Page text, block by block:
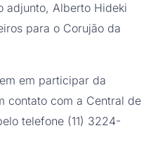
adjunto, Alberto Hideki
para o Corujão da
em participar da
contato com a Central de
telefone (11) 3224-